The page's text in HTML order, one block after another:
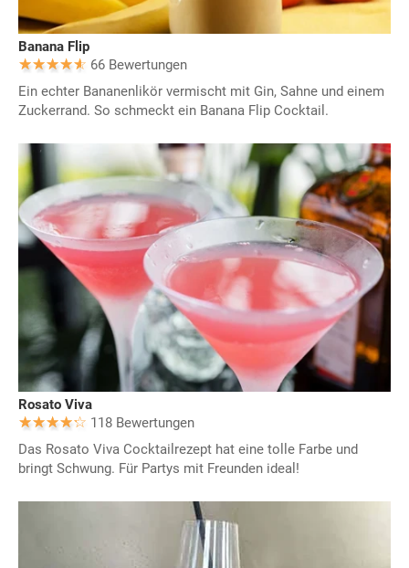
Banana Flip
66 Bewertungen
Ein echter Bananenlikör vermischt mit Gin, Sahne und einem
Zuckerrand. So schmeckt ein Banana Flip Cocktail.
Rosato Viva
118 Bewertungen
Das Rosato Viva Cocktailrezept hat eine tolle Farbe und
bringt Schwung. Für Partys mit Freunden ideal!